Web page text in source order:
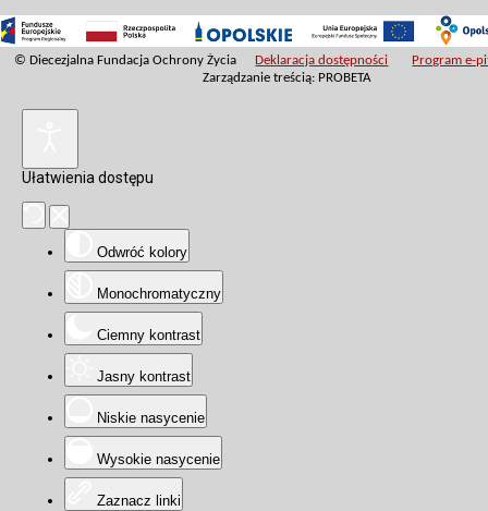
© Diecezjalna Fundacja Ochrony Życia Deklaracja dostępności
Program e-
Zarządzanie treścią: PROBETA
Ułatwienia dostępu
Odwróć kolory
Monochromatyczny
Ciemny kontrast
Jasny kontrast
Niskie nasycenie
Wysokie nasycenie
Zaznacz linki